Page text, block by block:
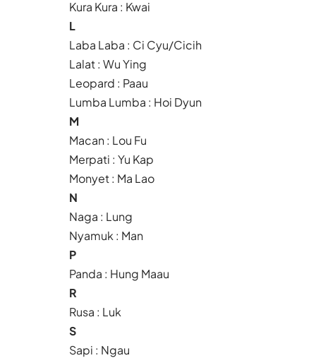
Kura Kura : Kwai
L
Laba Laba : Ci Cyu/Cicih
Lalat : Wu Ying
Leopard : Paau
Lumba Lumba : Hoi Dyun
M
Macan : Lou Fu
Merpati : Yu Kap
Monyet : Ma Lao
N
Naga : Lung
Nyamuk : Man
P
Panda : Hung Maau
R
Rusa : Luk
S
Sapi : Ngau